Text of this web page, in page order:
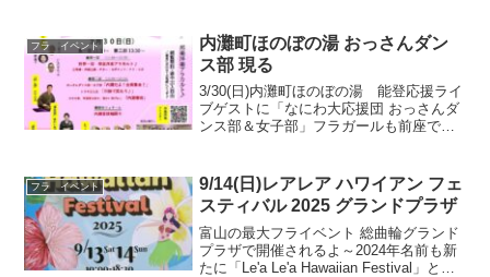
ちなか総合ケアセンターにあります。年
齢・性別・経験 問わず、...
フラ イベント
内灘町ほのぼの湯 おっさんダン
ス部 現る
3/30(日)内灘町ほのぼの湯 能登応援ライ
ブゲストに「なにわ大応援団 おっさんダ
ンス部＆女子部」フラガールも前座で踊
ってくる～味のある「おっさんたち」の
踊りとキッレキ...
フラ イベント
9/14(日)レアレア ハワイアン フェ
スティバル 2025 グランドプラザ
富山の最大フライベント 総曲輪グランド
プラザで開催されるよ～2024年名前も新
たに「Le'a Le'a Hawaiian Festival」とな